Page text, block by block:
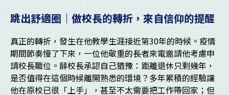
跳出舒適圈｜做校長的轉折，來自信仰的提醒
真正的轉折，發生在他教學生涯接近第30年的時候。疫情
期間節奏慢了下來，一位他敬重的長者來電邀請他考慮申
請校長職位。薛校長承認自己猶豫：距離退休只剩幾年，
是否值得在這個時候離開熟悉的環境？多年累積的經驗讓
他在原校已很「上手」，甚至不太需要把工作帶回家；但